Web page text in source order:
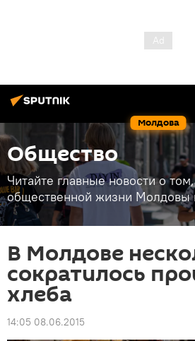
Молдова
Общество
Читайте главные новости о
общественной жизни Молдовы
В Молдове
сократилось
хлеба
14:05 08.06.2015